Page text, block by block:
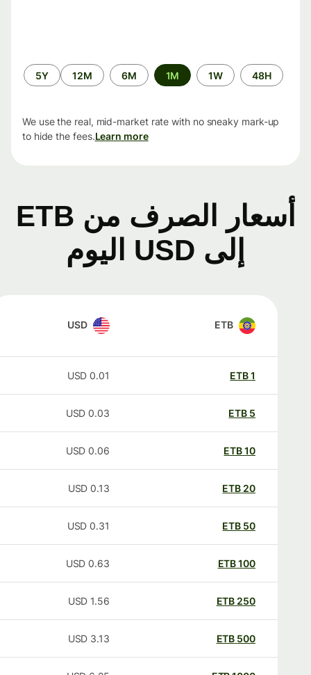
الفترة
الزمنية
48H
1W
1M
6M
12M
5Y
We use the real, mid-market rate with no sneaky mark-up
to hide the fees.Learn more
أسعار الصرف من ETB
إلى USD اليوم
ETB
USD
ETB
0.01
USD
ETB
0.03
USD
ETB
0.06
USD
20
ETB
0.13
USD
50
ETB
0.31
USD
100
ETB
0.63
USD
250
ETB
1.56
USD
500
ETB
3.13
USD